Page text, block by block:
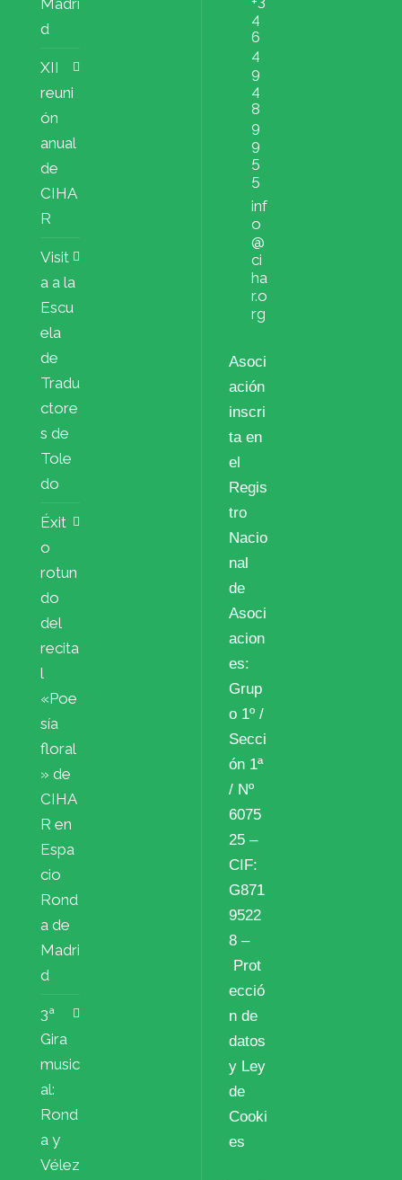
Madri
d
XII
reuni
ón
anual
de
CIHA
R
Visit
a a la
Escu
ela
de
Tradu
ctore
s de
Tole
do
Éxit
o
rotun
do
del
recita
l
«Poe
sía
floral
» de
CIHA
R en
Espa
cio
Rond
a de
Madri
d
3ª
Gira
music
al:
Rond
a y
Vélez
4
6
4
9
4
8
9
9
5
5
inf
o
@
ci
ha
r.o
rg
Asoci
ación
inscri
ta en
el
Regis
tro
Nacio
nal
de
Asoci
acion
es:
Grup
o 1º /
Secci
ón 1ª
/ Nº
6075
25 –
CIF:
G871
9522
8 –
Prot
ecció
n de
datos
y Ley
de
Cooki
es